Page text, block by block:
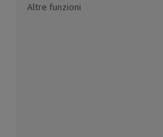
Altre funzioni